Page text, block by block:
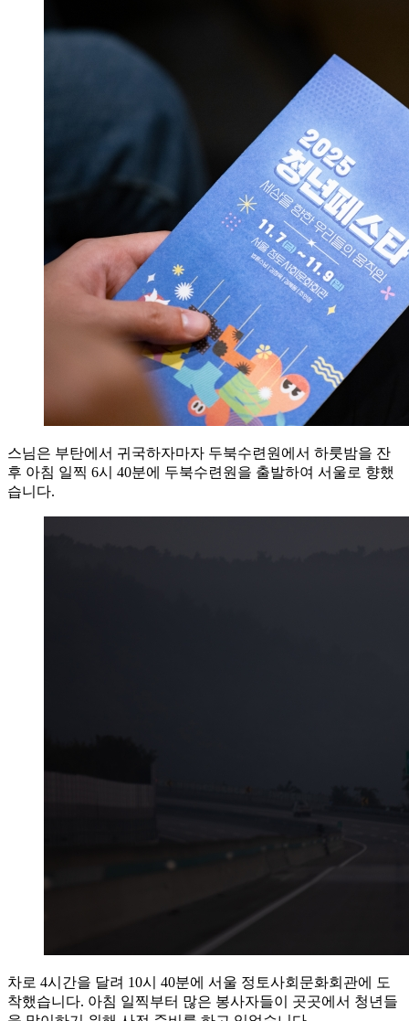
스님은 부탄에서 귀국하자마자 두북수련원에서 하룻밤을 잔
후 아침 일찍 6시 40분에 두북수련원을 출발하여 서울로 향했
습니다.
차로 4시간을 달려 10시 40분에 서울 정토사회문화회관에 도
착했습니다. 아침 일찍부터 많은 봉사자들이 곳곳에서 청년들